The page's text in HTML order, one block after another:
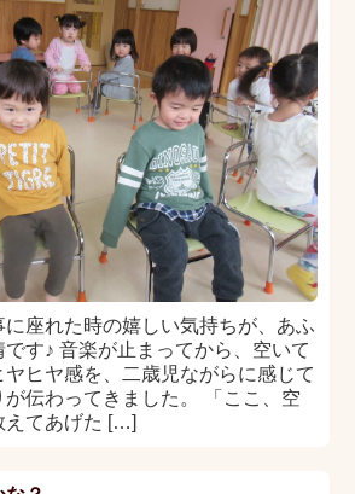
に座れた時の嬉しい気持ちが、あふ
す♪ 音楽が止まってから、空いて
ヒヤ感を、二歳児ながらに感じて
伝わってきました。 「ここ、空
えてあげた […]